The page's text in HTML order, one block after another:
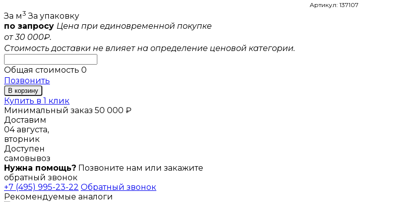
Артикул: 137107
За м3 За упаковку
по запросу Цена при единовременной покупке
от 30 000₽.
Стоимость доставки не влияет на определение ценовой категории.
Общая стоимость 0
Позвонить
В корзину
Купить в 1 клик
Минимальный заказ 50 000 ₽
Доставим
04 августа,
вторник
Доступен
самовывоз
Нужна помощь? Позвоните нам или закажите
обратный звонок
+7 (495) 995-23-22 Обратный звонок
Рекомендуемые аналоги